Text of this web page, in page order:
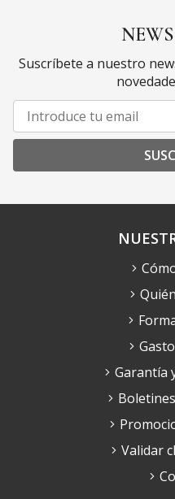
Suscríbete a nuestro
Garantía
Validar